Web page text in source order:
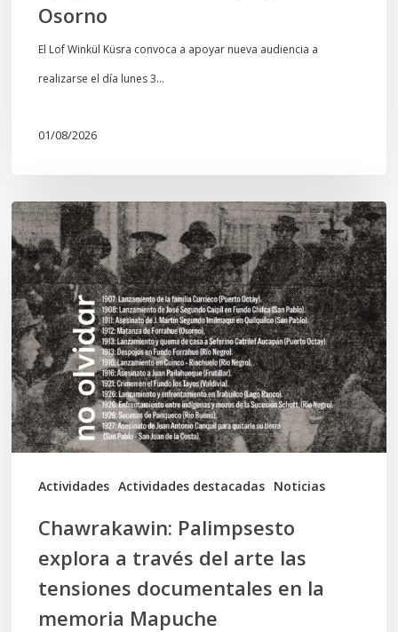
Osorno
El Lof Winkül Küsra convoca a apoyar nueva audiencia a
realizarse el día lunes 3…
01/08/2026
Actividades Actividades destacadas Noticias
Chawrakawin:
Palimpsesto
explora
a
través
del
arte
las
tensiones
documentales
memoria
Mapuche
Chawrakawin: Palimpsesto
explora a través del arte las
tensiones documentales en la
memoria Mapuche